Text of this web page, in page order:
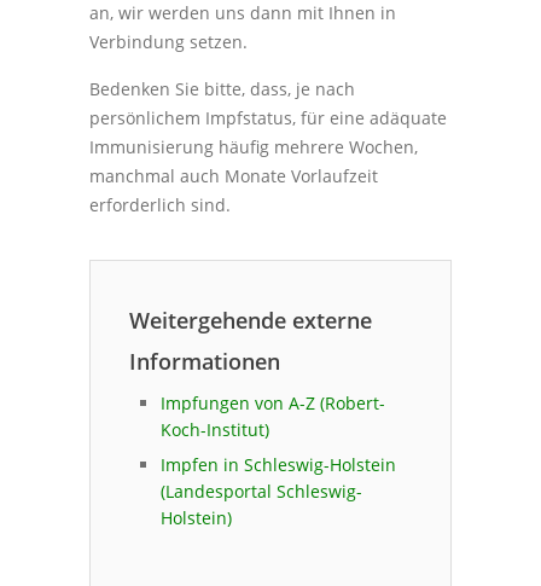
an, wir werden uns dann mit Ihnen in
Verbindung setzen.
Bedenken Sie bitte, dass, je nach
persönlichem Impfstatus, für eine adäquate
Immunisierung häufig mehrere Wochen,
manchmal auch Monate Vorlaufzeit
erforderlich sind.
Weitergehende externe
Informationen
Impfungen von A-Z (Robert-
Koch-Institut)
Impfen in Schleswig-Holstein
(Landesportal Schleswig-
Holstein)